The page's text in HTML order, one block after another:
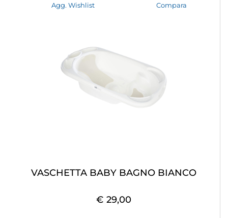
Agg. Wishlist Compara
VASCHETTA BABY BAGNO BIANCO
€ 29,00